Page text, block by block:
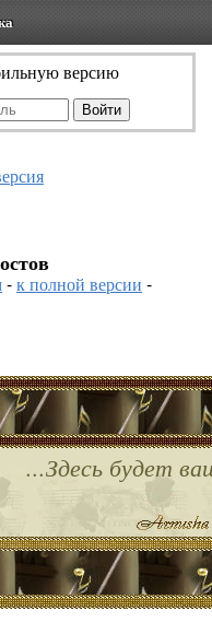
версию
-к полной версии -
...Здесь будет